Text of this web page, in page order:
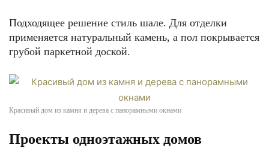
Подходящее решение стиль шале. Для отделки
применяется натуральный камень, а пол покрывается
грубой паркетной доской.
Красивый дом из камня и дерева с панорамными окнами
Проекты одноэтажных домов